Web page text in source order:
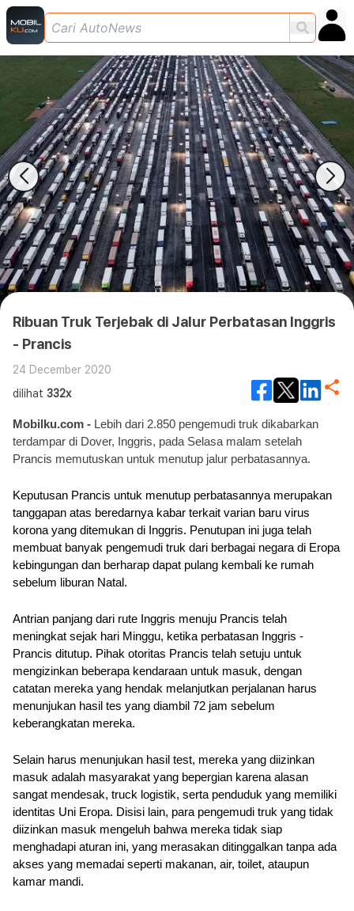
Ribuan Truk Terjebak di Jalur Perbatasan Inggris
- Prancis
24 December 2020
dilihat 332x
Mobilku.com - Lebih dari 2.850 pengemudi truk dikabarkan
terdampar di Dover, Inggris, pada Selasa malam setelah
Prancis memutuskan untuk menutup jalur perbatasannya.
Keputusan Prancis untuk menutup perbatasannya merupakan
tanggapan atas beredarnya kabar terkait varian baru virus
korona yang ditemukan di Inggris. Penutupan ini juga telah
membuat banyak pengemudi truk dari berbagai negara di Eropa
kebingungan dan berharap dapat pulang kembali ke rumah
sebelum liburan Natal.
Antrian panjang dari rute Inggris menuju Prancis telah
meningkat sejak hari Minggu, ketika perbatasan Inggris -
Prancis ditutup. Pihak otoritas Prancis telah setuju untuk
mengizinkan beberapa kendaraan untuk masuk, dengan
catatan mereka yang hendak melanjutkan perjalanan harus
menunjukan hasil tes yang diambil 72 jam sebelum
keberangkatan mereka.
Selain harus menunjukan hasil test, mereka yang diizinkan
masuk adalah masyarakat yang bepergian karena alasan
sangat mendesak, truck logistik, serta penduduk yang memiliki
identitas Uni Eropa. Disisi lain, para pengemudi truk yang tidak
diizinkan masuk mengeluh bahwa mereka tidak siap
menghadapi aturan ini, yang merasakan ditinggalkan tanpa ada
akses yang memadai seperti makanan, air, toilet, ataupun
kamar mandi.